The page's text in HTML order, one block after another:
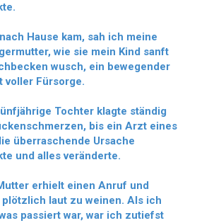
Hause kam, sah ich meine
wie sie mein Kind sanft
wusch, ein bewegender
voller Fürsorge.
Tochter klagte ständig
bis ein Arzt eines
überraschende Ursache
und alles veränderte.
erhielt einen Anruf und
plötzlich laut zu weinen. Als ich
passiert war, war ich zutiefst